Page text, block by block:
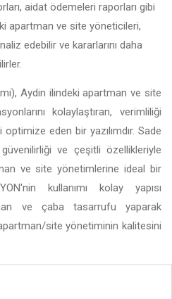
aidat ödemeleri raporları gibi
apartman ve site yöneticileri,
edebilir ve kararlarını daha
Aydin ilindeki apartman ve site
kolaylaştıran, verimliliği
eden bir yazılımdır. Sade
ve çeşitli özellikleriyle
ve site yönetimlerine ideal bir
kullanımı kolay yapısı
ve çaba tasarrufu yaparak
site yönetiminin kalitesini